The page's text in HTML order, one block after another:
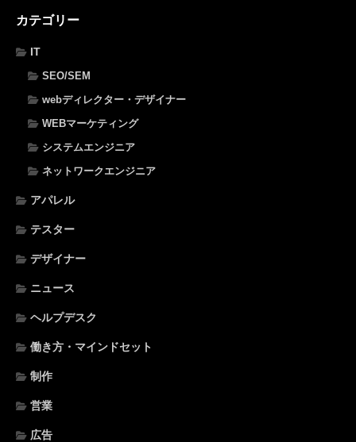
カテゴリー
IT
SEO/SEM
webディレクター・デザイナー
WEBマーケティング
システムエンジニア
ネットワークエンジニア
アパレル
テスター
デザイナー
ニュース
ヘルプデスク
働き方・マインドセット
制作
営業
広告